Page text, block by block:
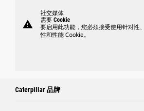
warning
社交媒体
需要 Cookie
要启用此功能，您必须接受使用针对性
性和性能 Cookie。
Caterpillar 品牌